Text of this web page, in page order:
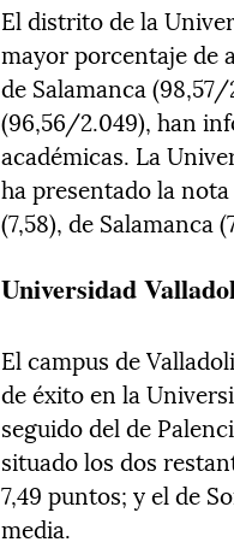
El distrito de la
mayor porcentaje de
de Salamanca
(96,56/2.049), han
académicas. La
ha presentado la
(7,58), de Salamanca
Universidad
El campus de
de éxito en la
seguido del de
situado los dos
7,49 puntos; y el de
media.